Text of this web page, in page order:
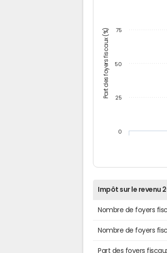
Part des foyers fiscaux (%)
0
25
50
75
Impôt sur le revenu
Nombre de foyers
Nombre de foyers
Part des foyers